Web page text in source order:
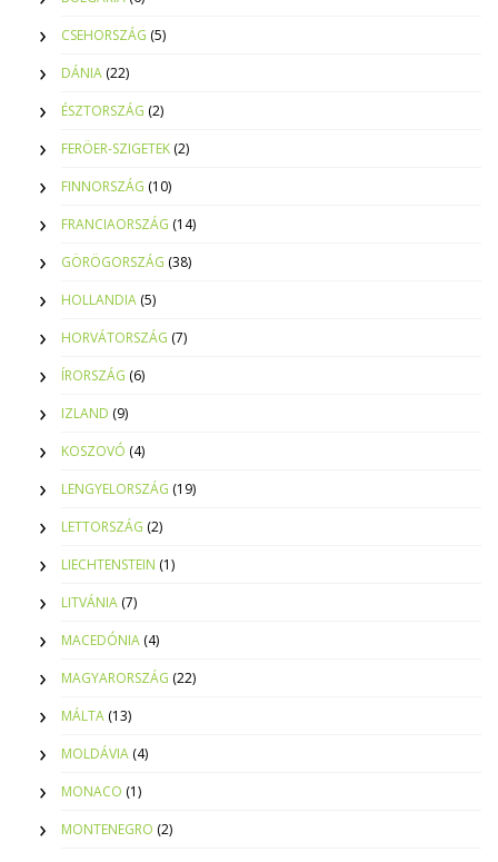
CSEHORSZÁG (5)
DÁNIA (22)
ÉSZTORSZÁG (2)
FERÖER-SZIGETEK (2)
FINNORSZÁG (10)
FRANCIAORSZÁG (14)
GÖRÖGORSZÁG (38)
HOLLANDIA (5)
HORVÁTORSZÁG (7)
ÍRORSZÁG (6)
IZLAND (9)
KOSZOVÓ (4)
LENGYELORSZÁG (19)
LETTORSZÁG (2)
LIECHTENSTEIN (1)
LITVÁNIA (7)
MACEDÓNIA (4)
MAGYARORSZÁG (22)
MÁLTA (13)
MOLDÁVIA (4)
MONACO (1)
MONTENEGRO (2)